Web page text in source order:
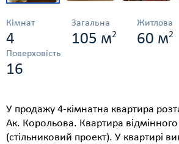
Кімнат
4
Загальна
105 м2
Житлова
60 м2
Поверховість
16
У продажу 4-кімнатна квартира
Ак. Корольова. Квартира
(стільниковий проект). У квартирі